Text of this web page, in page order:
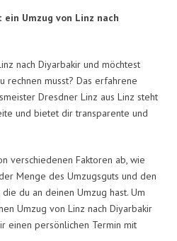
ein Umzug von Linz nach
nach Diyarbakir und möchtest
rechnen musst? Das erfahrene
Dresdner Linz aus Linz steht
und bietet dir transparente und
verschiedenen Faktoren ab, wie
Menge des Umzugsguts und den
du an deinen Umzug hast. Um
Umzug von Linz nach Diyarbakir
einen persönlichen Termin mit